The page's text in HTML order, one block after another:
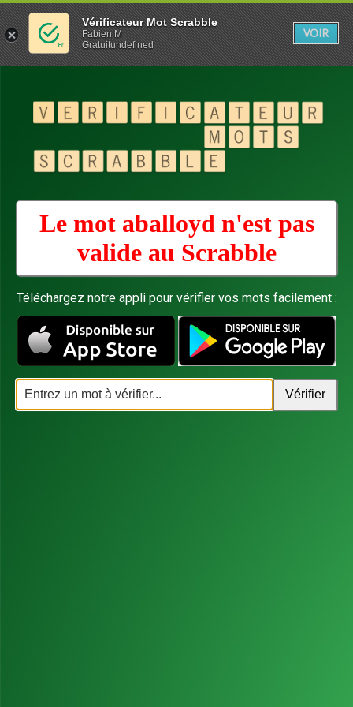
Le mot aballoyd n'est pas
valide au Scrabble
Téléchargez notre appli pour vérifier vos mots facilement :
Vérificateur Mot Scrabble
Fabien M
Gratuitundefined
VOIR